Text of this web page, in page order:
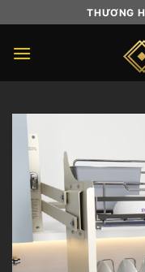
to
content
THƯƠNG